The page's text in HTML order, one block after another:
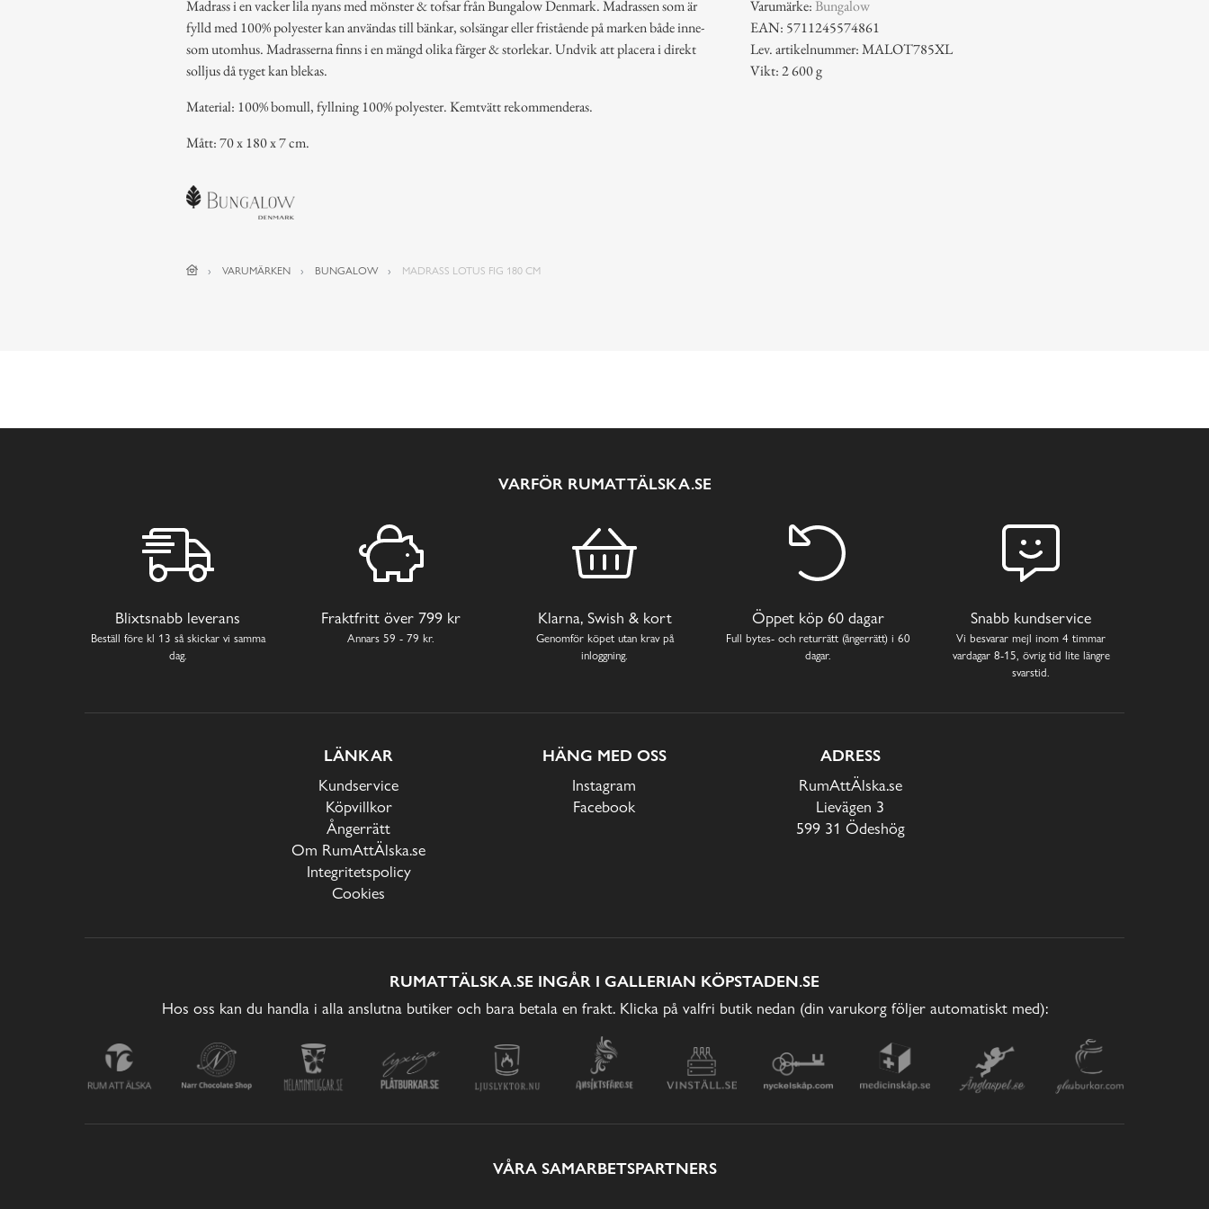
Madrass i en vacker lila nyans med mönster & tofsar från Bungalow Denmark. Madrassen som är
fylld med 100% polyester kan användas till bänkar, solsängar eller fristående på marken både inne-
som utomhus. Madrasserna finns i en mängd olika färger & storlekar. Undvik att placera i direkt
solljus då tyget kan blekas.
Material: 100% bomull, fyllning 100% polyester. Kemtvätt rekommenderas.
Mått: 70 x 180 x 7 cm.
Varumärke:Bungalow
EAN: 5711245574861
Lev. artikelnummer: MALOT785XL
Vikt: 2 600 g
VARUMÄRKEN BUNGALOW MADRASS LOTUS FIG 180 CM
VARFÖR RUMATTÄLSKA.SE
Blixtsnabb leverans
Beställ före kl 13 så skickar vi samma
dag.
Fraktfritt över 799 kr
Annars 59 - 79 kr.
Klarna, Swish & kort
Genomför köpet utan krav på
inloggning.
Öppet köp 60 dagar
Full bytes- och returrätt (ångerrätt) i 60
dagar.
Snabb kundservice
Vi besvarar mejl inom 4 timmar
vardagar 8-15, övrig tid lite längre
svarstid.
LÄNKAR
Kundservice
Köpvillkor
Ångerrätt
Om RumAttÄlska.se
Integritetspolicy
Cookies
HÄNG MED OSS
Instagram
Facebook
ADRESS
RumAttÄlska.se
Lievägen 3
599 31 Ödeshög
RUMATTÄLSKA.SE INGÅR I GALLERIAN KÖPSTADEN.SE
Hos oss kan du handla i alla anslutna butiker och bara betala en frakt. Klicka på valfri butik nedan (din varukorg följer automatiskt med):
VÅRA SAMARBETSPARTNERS